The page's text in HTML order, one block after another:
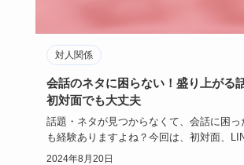
対人関係
会話のネタに困らない！盛り上がる
初対面でも大丈夫
話題・ネタが見つからなくて、会話に困っ
も経験ありますよね？今回は、初対面、
ど、シーン別…
2024年8月20日